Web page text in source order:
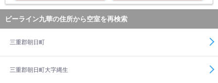
ビーライン九華の住所から空室を再検索
三重郡朝日町
三重郡朝日町大字縄生